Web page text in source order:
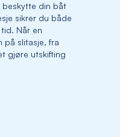
beskytte din båt
sikrer du både
Når en
på slitasje, fra
gjøre utskifting